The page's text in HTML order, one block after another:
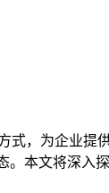
式，为企业提
。本文将深入